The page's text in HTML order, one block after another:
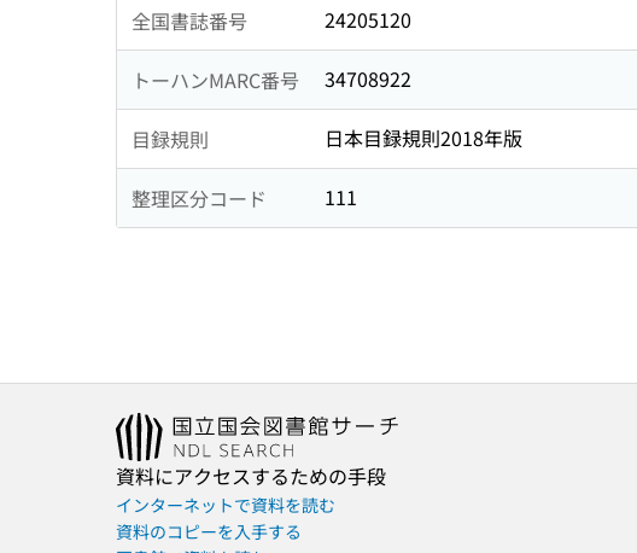
全国書誌番号 24205120
トーハンMARC番号 34708922
目録規則 日本目録規則2018年版
整理区分コード 111
資料にアクセスするための手段
インターネットで資料を読む
資料のコピーを入手する